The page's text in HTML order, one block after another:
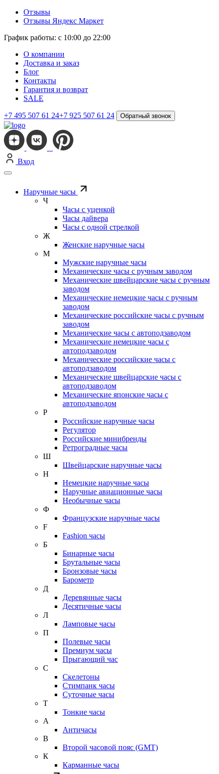
Отзывы
Отзывы Яндекс Маркет
График работы: с 10:00 до 22:00
О компании
Доставка и заказ
Блог
Контакты
Гарантия и возврат
SALE
+7 495 507 61 24+7 925 507 61 24 Обратный звонок
Вход
Наручные часы
Ч
Часы с уценкой
Часы дайвера
Часы с одной стрелкой
Ж
Женские наручные часы
М
Мужские наручные часы
Механические часы с ручным заводом
Механические швейцарские часы с ручным
заводом
Механические немецкие часы с ручным
заводом
Механические российские часы с ручным
заводом
Механические часы с автоподзаводом
Механические немецкие часы с
автоподзаводом
Механические российские часы с
автоподзаводом
Механические швейцарские часы с
автоподзаводом
Механические японские часы с
автоподзаводом
Р
Российские наручные часы
Регулятор
Российские минибренды
Ретроградные часы
Ш
Швейцарские наручные часы
Н
Немецкие наручные часы
Наручные авиационные часы
Необычные часы
Ф
Французские наручные часы
F
Fashion часы
Б
Бинарные часы
Брутальные часы
Бронзовые часы
Барометр
Д
Деревянные часы
Десятичные часы
Л
Ламповые часы
П
Полевые часы
Премиум часы
Прыгающий час
С
Скелетоны
Стимпанк часы
Суточные часы
Т
Тонкие часы
А
Античасы
В
Второй часовой пояс (GMT)
К
Карманные часы